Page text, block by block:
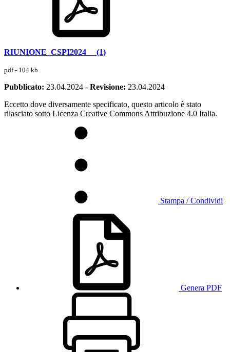
RIUNIONE_CSPI2024__ (1)
pdf - 104 kb
Pubblicato: 23.04.2024 - Revisione: 23.04.2024
Eccetto dove diversamente specificato, questo articolo è stato
rilasciato sotto Licenza Creative Commons Attribuzione 4.0 Italia.
Stampa / Condividi
Genera PDF